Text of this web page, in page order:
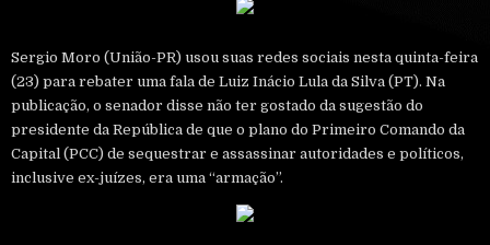
Sergio Moro (União-PR) usou suas redes sociais nesta quinta-feira
(23) para rebater uma fala de Luiz Inácio Lula da Silva (PT). Na
publicação, o senador disse não ter gostado da sugestão do
presidente da República de que o plano do Primeiro Comando da
Capital (PCC) de sequestrar e assassinar autoridades e políticos,
inclusive ex-juízes, era uma “armação”.